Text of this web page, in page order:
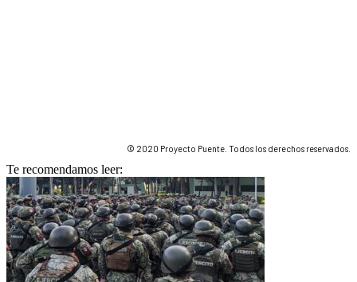
© 2020 Proyecto Puente. Todos los derechos reservados.
Te recomendamos leer: